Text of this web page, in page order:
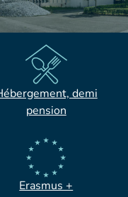
demi
pension
Erasmus +